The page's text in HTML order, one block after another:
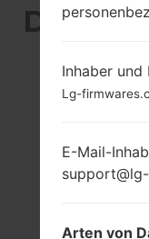
DER LG
5.5 in
Bildschirm
Körper
Inhaber
Lg-
E-Mail-
Arten von